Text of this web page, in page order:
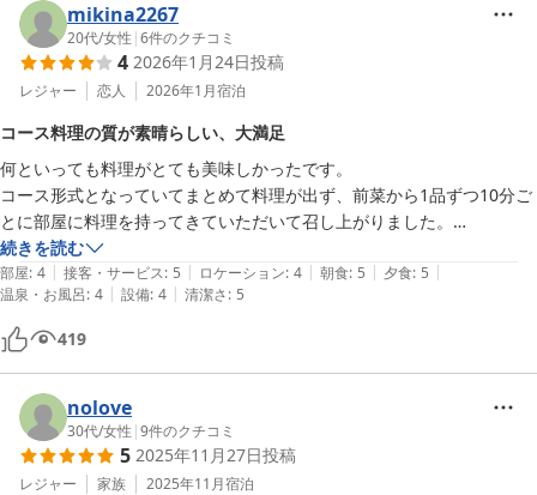
mikina2267
20代/女性 |6件のクチコミ
4 2026年1月24日投稿
レジャー 恋人 2026年1月宿泊
コース料理の質が素晴らしい、大満足
何といっても料理がとても美味しかったです。
コース形式となっていてまとめて料理が出ず、前菜から1品ずつ10分ご
とに部屋に料理を持ってきていただいて召し上がりました。
この価格でのお料理の質がとても素晴らしく大満足です。
続きを読む
部屋: 4 | 接客・サービス: 5 | ロケーション: 4 | 朝食: 5 | 夕食: 5 |
温泉・お風呂: 4 | 設備: 4 | 清潔さ: 5
419
nolove
30代/女性 |9件のクチコミ
5 2025年11月27日投稿
レジャー 家族 2025年11月宿泊